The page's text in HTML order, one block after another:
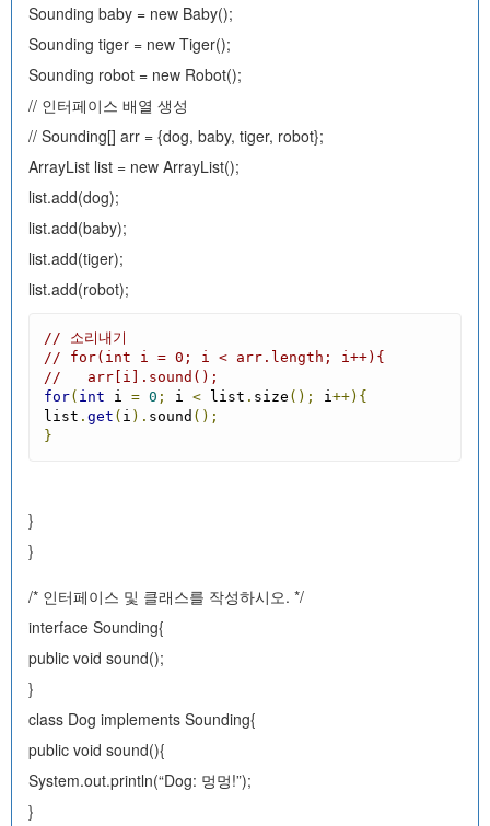
Sounding baby = new Baby();
Sounding tiger = new Tiger();
Sounding robot = new Robot();
// 인터페이스 배열 생성
// Sounding[] arr = {dog, baby, tiger, robot};
ArrayList list = new ArrayList();
list.add(dog);
list.add(baby);
list.add(tiger);
list.add(robot);
// 소리내기
// for(int i = 0; i < arr.length; i++){
//   arr[i].sound();
for( int i = 0 ; i < list . size (); i++){
list . get ( i ). sound ();
}
}
}
/* 인터페이스 및 클래스를 작성하시오. */
interface Sounding{
public void sound();
}
class Dog implements Sounding{
public void sound(){
System.out.println(“Dog: 멍멍!”);
}